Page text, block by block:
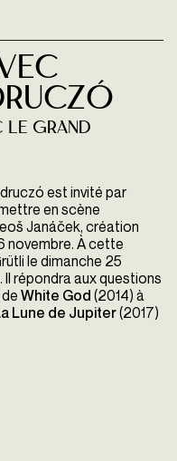
le Grand
est invité par
en scène
Janáček, création
novembre. À cette
le dimanche 25
répondra aux questions
White God (2014) à
Lune de Jupiter(2017)